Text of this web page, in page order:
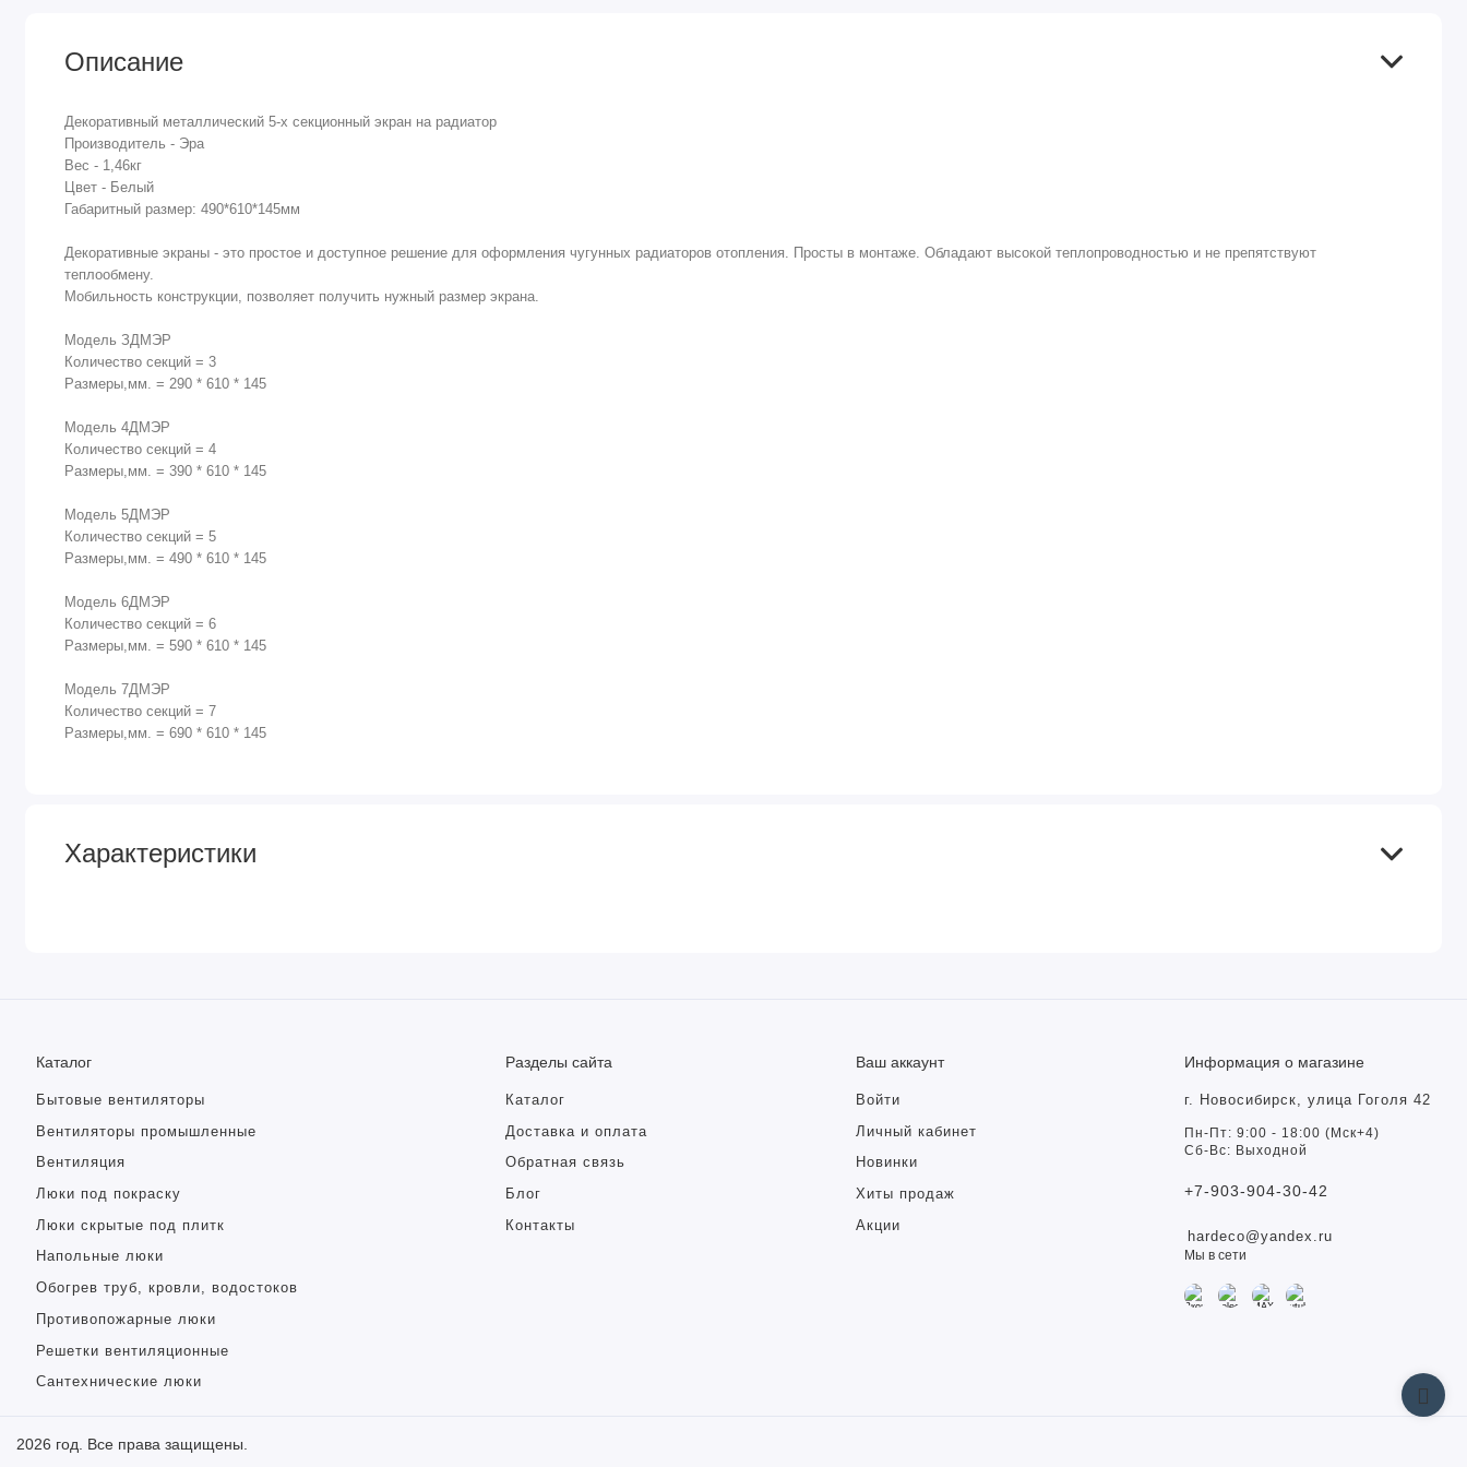
Описание
Декоративный металлический 5-x секционный экран на радиатор
Производитель - Эра
Вес - 1,46кг
Цвет - Белый
Габаритный размер: 490*610*145мм
Декоративные экраны - это простое и доступное решение для оформления чугунных радиаторов отопления. Просты в монтаже. Обладают высокой теплопроводностью и не препятствуют
теплообмену.
Мобильность конструкции, позволяет получить нужный размер экрана.
Модель ЗДМЭР
Количество секций = 3
Размеры,мм. = 290 * 610 * 145
Модель 4ДМЭР
Количество секций = 4
Размеры,мм. = 390 * 610 * 145
Модель 5ДМЭР
Количество секций = 5
Размеры,мм. = 490 * 610 * 145
Модель 6ДМЭР
Количество секций = 6
Размеры,мм. = 590 * 610 * 145
Модель 7ДМЭР
Количество секций = 7
Размеры,мм. = 690 * 610 * 145
Характеристики
Каталог
Бытовые вентиляторы
Вентиляторы промышленные
Вентиляция
Люки под покраску
Люки скрытые под плитк
Напольные люки
Обогрев труб, кровли, водостоков
Противопожарные люки
Решетки вентиляционные
Сантехнические люки
Разделы сайта
Каталог
Доставка и оплата
Обратная связь
Блог
Контакты
Ваш аккаунт
Войти
Личный кабинет
Новинки
Хиты продаж
Акции
Информация о магазине
г. Новосибирск, улица Гоголя 42
Пн-Пт: 9:00 - 18:00 (Мск+4)
Сб-Вс: Выходной
+7-903-904-30-42
hardeco@yandex.ru
Мы в сети
2026 год. Все права защищены.